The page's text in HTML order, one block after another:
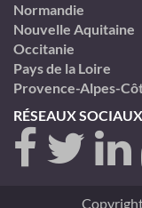
Normandie
Nouvelle Aquitaine
Occitanie
Pays de la Loire
Provence-Alpes-
RÉSEAUX SOCIAUX